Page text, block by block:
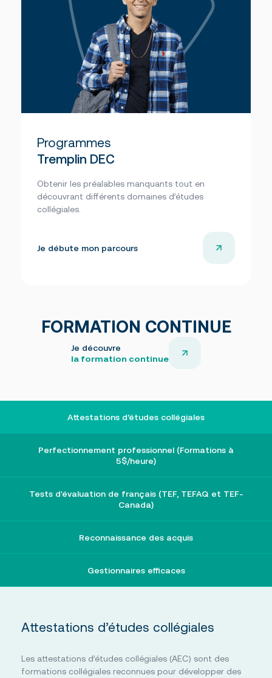
Programmes
Tremplin DEC
Obtenir les préalables manquants tout en
découvrant différents domaines d’études
collégiales.
Je débute mon parcours
FORMATION CONTINUE
Je découvre
la formation continue
Attestations d’études collégiales
Perfectionnement professionnel (Formations à
5$/heure)
Tests d'évaluation de français (TEF, TEFAQ et TEF-
Canada)
Reconnaissance des acquis
Gestionnaires efficaces
Attestations d’études collégiales
Les attestations d’études collégiales (AEC) sont des
formations collégiales reconnues pour développer des